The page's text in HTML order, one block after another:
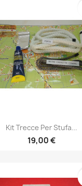
Kit Trecce Per Stufa...
19,00 €